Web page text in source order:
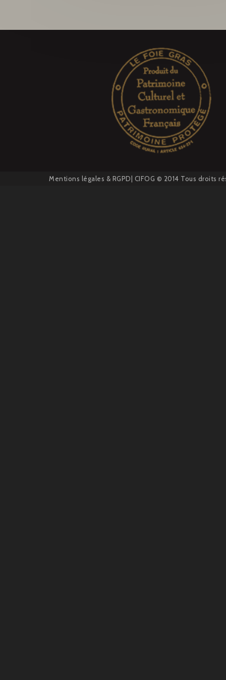
Mentions légales & RGPD | CIFOG © 2014 Tous droits